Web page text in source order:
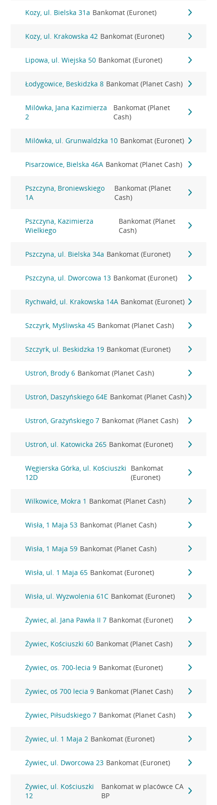
Kozy, ul. Bielska 31a Bankomat (Euronet)
Kozy, ul. Krakowska 42 Bankomat (Euronet)
Lipowa, ul. Wiejska 50 Bankomat (Euronet)
Łodygowice, Beskidzka 8 Bankomat (Planet Cash)
Milówka, Jana Kazimierza
2
Bankomat (Planet
Cash)
Milówka, ul. Grunwaldzka 10 Bankomat (Euronet)
Pisarzowice, Bielska 46A Bankomat (Planet Cash)
Pszczyna, Broniewskiego
1A
Bankomat (Planet
Cash)
Pszczyna, Kazimierza
Wielkiego
Bankomat (Planet
Cash)
Pszczyna, ul. Bielska 34a Bankomat (Euronet)
Pszczyna, ul. Dworcowa 13 Bankomat (Euronet)
Rychwałd, ul. Krakowska 14A Bankomat (Euronet)
Szczyrk, Myśliwska 45 Bankomat (Planet Cash)
Szczyrk, ul. Beskidzka 19 Bankomat (Euronet)
Ustroń, Brody 6 Bankomat (Planet Cash)
Ustroń, Daszyńskiego 64E Bankomat (Planet Cash)
Ustroń, Grażyńskiego 7 Bankomat (Planet Cash)
Ustroń, ul. Katowicka 265 Bankomat (Euronet)
Węgierska Górka, ul. Kościuszki
12D
Bankomat
(Euronet)
Wilkowice, Mokra 1 Bankomat (Planet Cash)
Wisła, 1 Maja 53 Bankomat (Planet Cash)
Wisła, 1 Maja 59 Bankomat (Planet Cash)
Wisła, ul. 1 Maja 65 Bankomat (Euronet)
Wisła, ul. Wyzwolenia 61C Bankomat (Euronet)
Żywiec, al. Jana Pawła II 7 Bankomat (Euronet)
Żywiec, Kościuszki 60 Bankomat (Planet Cash)
Żywiec, os. 700-lecia 9 Bankomat (Euronet)
Żywiec, oś 700 lecia 9 Bankomat (Planet Cash)
Żywiec, Piłsudskiego 7 Bankomat (Planet Cash)
Żywiec, ul. 1 Maja 2 Bankomat (Euronet)
Żywiec, ul. Dworcowa 23 Bankomat (Euronet)
Żywiec, ul. Kościuszki
12
Bankomat w placówce CA
BP